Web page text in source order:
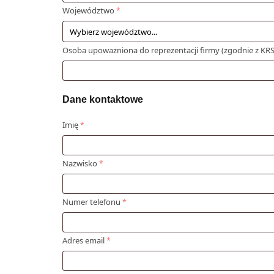
Województwo *
Osoba upoważniona do reprezentacji firmy (zgodnie z
Dane kontaktowe
Imię*
Nazwisko *
Numer telefonu *
Adres email*